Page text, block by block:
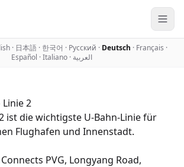
· 日本語 · 한국어 · Русский · Deutsch · Français ·
Español ·Italiano· العربية
2
ist die wichtigste U-Bahn-Linie für
Flughafen und Innenstadt.
Connects PVG, Longyang Road,